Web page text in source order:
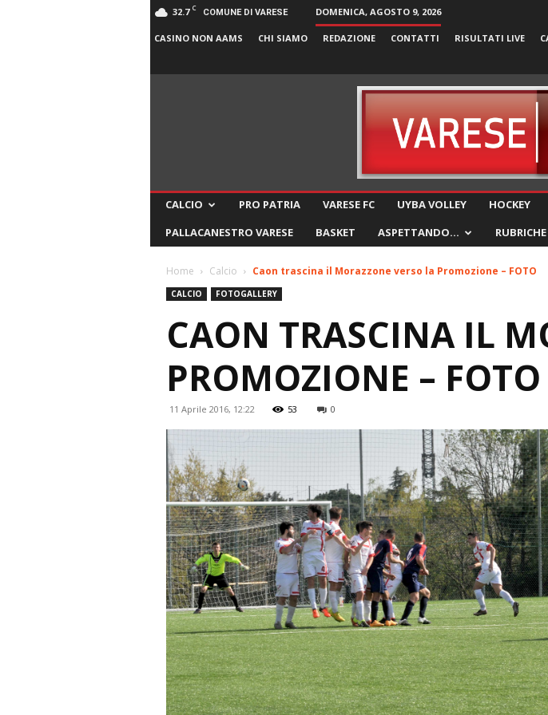
32.7 C COMUNE DI VARESE DOMENICA, AGOSTO 9, 2026
CASINO NON AAMS CHI SIAMO REDAZIONE CONTATTI RISULTATI LIVE
CALCIO PRO PATRIA VARESE FC UYBA VOLLEY HOCKEY
PALLACANESTRO VARESE
BASKET ASPETTANDO… RUBRICHE
Home Calcio Caon trascina il Morazzone verso la Promozione – FOTO
CALCIO FOTOGALLERY
CAON TRASCINA IL
PROMOZIONE – FOTO
11 Aprile 2016, 12:22 53 0